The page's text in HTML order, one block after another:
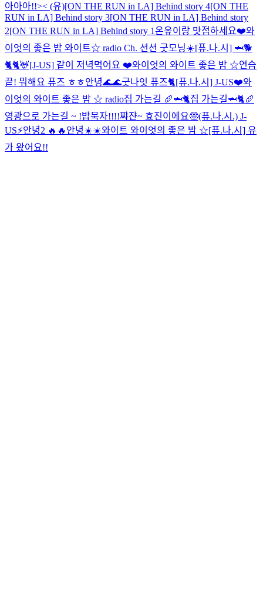
아아아!!>< (유)[ON THE RUN in LA] Behind story 4[ON THE
RUN in LA] Behind story 3[ON THE RUN in LA] Behind story
2[ON THE RUN in LA] Behind story 1온옾이랑 맛점하세요❤️와
이엇의 좋은 밤 와이트☆ radio Ch. 션션 굿모닝☀️[퓨.나.시] 🦈🐕
🐈🐈🦌[J-US] 같이 저녁먹어요 ❤️와이엇의 와이트 좋은 밤 ☆연습
끝! 뭐해요 퓨즈 ㅎㅎ안녕🌊🌊굿나잇 퓨즈🐈[퓨.나.시] J-US❤️와
이엇의 와이트 좋은 밤 ☆ radio집 가는길 🥖🦈🐈집 가는길🦈🐈🥖
영광으로 가는길 ~ !밥묵자!!!!쨔쟌~ 효진이에요🤓(퓨.나.시.) J-
US⚡️안녕2 🔥🔥 안녕☀️☀️와이트 와이엇의 좋은 밤 ☆[퓨.나.시] 유
가 왔어요!!